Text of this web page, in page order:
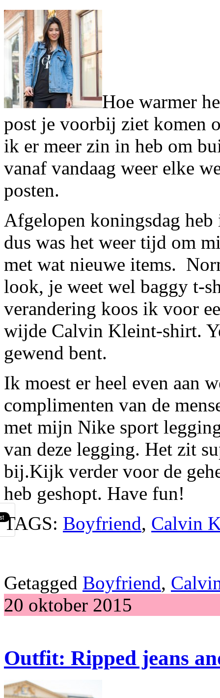
Hoe warmer
post je voorbij ziet komen
ik er meer zin in heb om
vanaf vandaag weer elke
posten.
Afgelopen koningsdag
dus was het weer tijd om
met wat nieuwe items.
look, je weet wel baggy t-
verandering koos ik voor
wijde Calvin Kleint-shirt.
gewend bent.
Ik moest er heel even aan
complimenten van de
met mijn Nike sport
van deze legging. Het zit
bij.Kijk verder voor de
heb geshopt. Have fun!
TAGS: Boyfriend, Calvin
Getagged Boyfriend,
20 oktober 2015
Outfit: Ripped jeans